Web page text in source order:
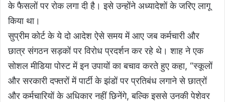
के फैसलों पर रोक लगा दी है। इसे उन्होंने अध्यादेशों के जरिए लागू
किया था।
सुप्रीम कोर्ट के ये दो आदेश ऐसे समय में आए जब कर्मचारी और
छात्र संगठन सड़कों पर विरोध प्रदर्शन कर रहे थे। शाह ने एक
सोशल मीडिया पोस्ट में इन उपायों का बचाव करते हुए कहा, “स्कूलों
और सरकारी दफ्तरों में पार्टी के झंडों पर प्रतिबंध लगाने से छात्रों
और कर्मचारियों के अधिकार नहीं छिनेंगे, बल्कि इससे उनकी पेशेवर